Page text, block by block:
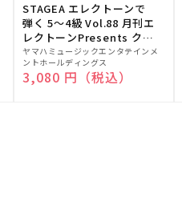
STAGEA エレクトーンで
弾く 5～4級 Vol.88 月刊エ
レクトーンPresents クラ
シック名曲集
販
売
元:
ヤマハミュージックエンタテインメ
ントホールディングス
通常価格
3,080 円（税込）